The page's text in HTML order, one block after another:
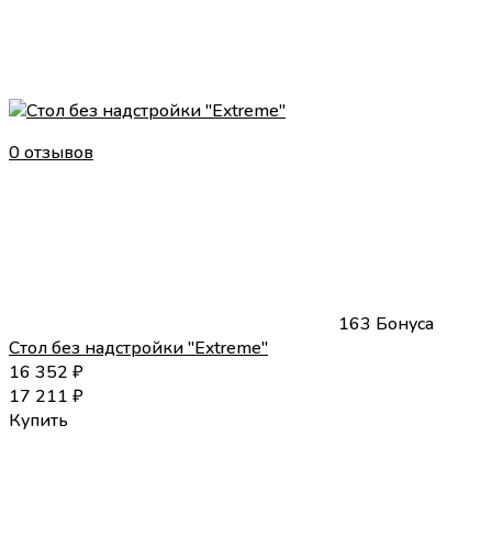
0 отзывов
163 Бонуса
Стол без надстройки "Extreme"
16 352 ₽
17 211 ₽
Купить